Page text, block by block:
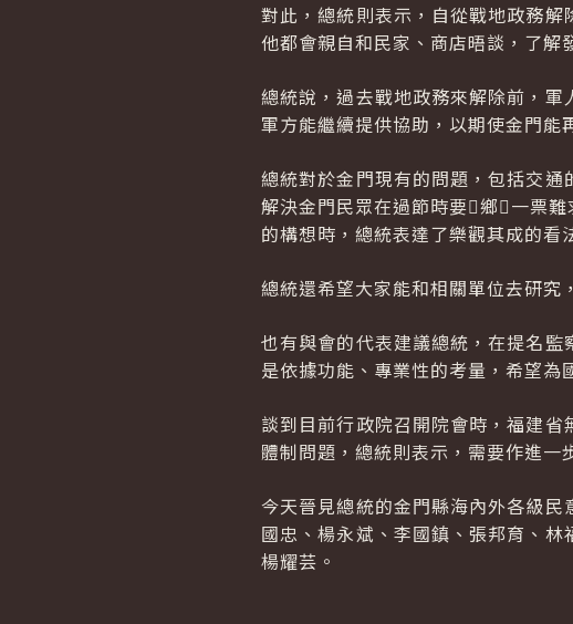
對此，總統則表示，自從戰地政務解
他都會親自和民家、商店晤談，了解
總統說，過去戰地政務來解除前，軍
軍方能繼續提供協助，以期使金門能
總統對於金門現有的問題，包括交
解決金門民眾在過節時要鄉一票
的構想時，總統表達了樂觀其成的看
總統還希望大家能和相關單位去研究
也有與會的代表建議總統，在提名
是依據功能、專業性的考量，希望為
談到目前行政院召開院會時，福建
體制問題，總統則表示，需要作進一
今天晉見總統的金門縣海內外各級
國忠、楊永斌、李國鎮、張邦育、
楊耀芸。